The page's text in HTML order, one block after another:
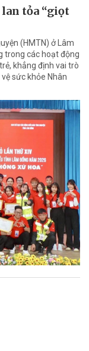
tỏa “giọt
(HMTN) ở Lâm
trong các hoạt động
khẳng định vai trò
sức khỏe Nhân